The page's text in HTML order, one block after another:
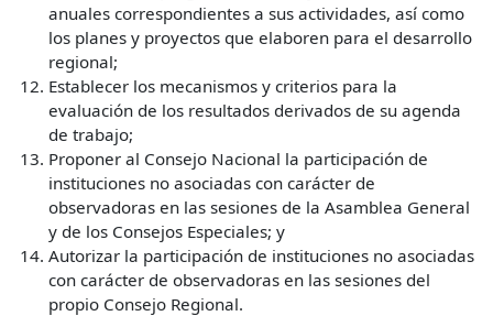
anuales correspondientes a sus actividades, así como
los planes y proyectos que elaboren para el desarrollo
regional;
Establecer los mecanismos y criterios para la
evaluación de los resultados derivados de su agenda
de trabajo;
Proponer al Consejo Nacional la participación de
instituciones no asociadas con carácter de
observadoras en las sesiones de la Asamblea General
y de los Consejos Especiales; y
Autorizar la participación de instituciones no asociadas
con carácter de observadoras en las sesiones del
propio Consejo Regional.